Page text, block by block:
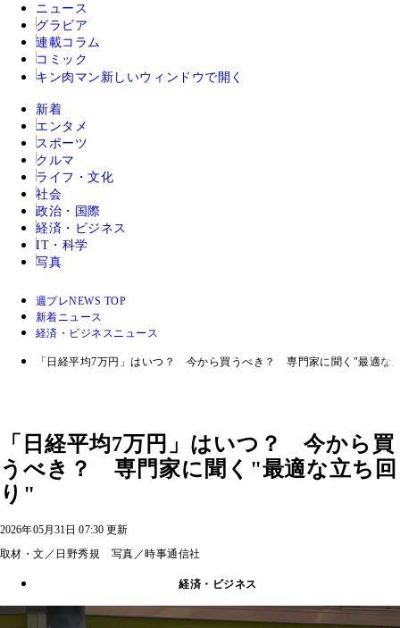
ニュース
グラビア
連載コラム
コミック
キン肉マン 新しいウィンドウで開く
新着
エンタメ
スポーツ
クルマ
ライフ・文化
社会
政治・国際
経済・ビジネス
IT・科学
写真
週プレNEWS TOP
新着ニュース
経済・ビジネスニュース
「日経平均7万円」はいつ？ 今から買うべき？ 専門家に聞く"最適な
「日経平均7万円」はいつ？ 今から買
うべき？ 専門家に聞く"最適な立ち回
り"
2026年05月31日 07:30 更新
取材・文／日野秀規 写真／時事通信社
経済・ビジネス